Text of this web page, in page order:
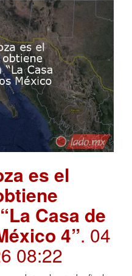
es el
Casa de
4”. 04
08:22